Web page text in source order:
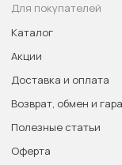
Для покупателей
Каталог
Акции
Доставка и оплата
Возврат, обмен и
Полезные статьи
Оферта